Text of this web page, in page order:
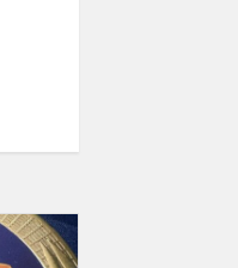
Gabijos
Garbė